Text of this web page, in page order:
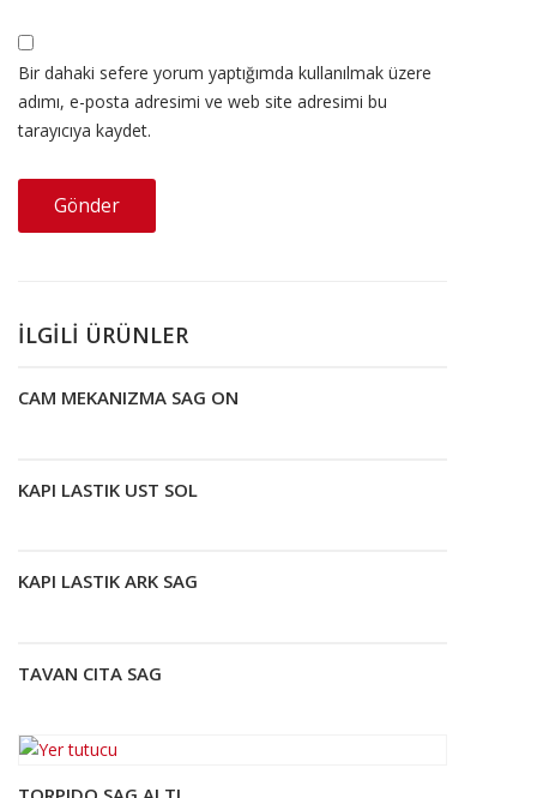
Bir dahaki sefere yorum yaptığımda kullanılmak üzere
adımı, e-posta adresimi ve web site adresimi bu
tarayıcıya kaydet.
İLGILI ÜRÜNLER
Devamını oku
CAM MEKANIZMA SAG ON
Devamını oku
KAPI LASTIK UST SOL
Devamını oku
KAPI LASTIK ARK SAG
TAVAN CITA SAG